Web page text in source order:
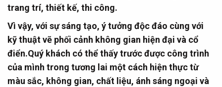
trang trí, thiết kế, thi công.
Vì vậy, với sự sáng tạo, ý tưởng độc đáo cùng với
kỹ thuật vẽ phối cảnh không gian hiện đại và cổ
điển.Quý khách có thể thấy trước được công trình
của mình trong tương lai một cách hiện thực từ
màu sắc, không gian, chất liệu, ánh sáng ngoại và